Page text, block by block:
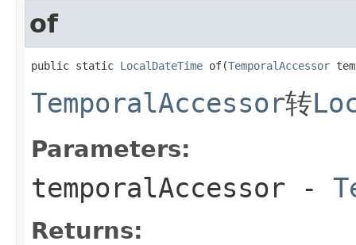
of
public static LocalDateTime of(TemporalAccessor
TemporalAccessor转
Parameters:
temporalAccessor -
Returns: